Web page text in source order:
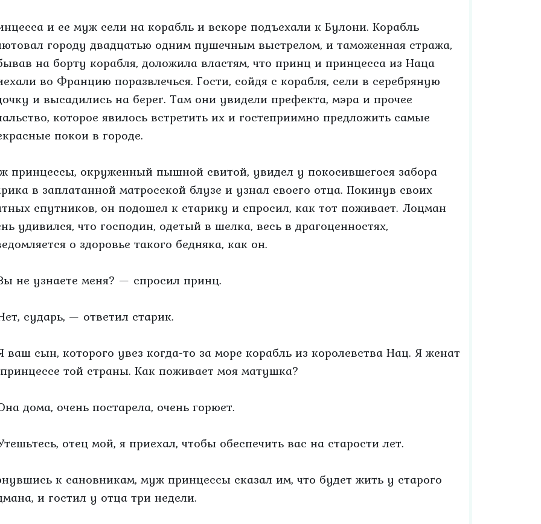
и ее муж сели на корабль и вскоре подъехали к Булони. Корабль
городу двадцатью одним пушечным выстрелом, и таможенная стража,
на борту корабля, доложила властям, что принц и принцесса из Наца
во Францию поразвлечься. Гости, сойдя с корабля, сели в серебряную
и высадились на берег. Там они увидели префекта, мэра и прочее
которое явилось встретить их и гостеприимно предложить самые
покои в городе.
принцессы, окруженный пышной свитой, увидел у покосившегося забора
в заплатанной матросской блузе и узнал своего отца. Покинув своих
спутников, он подошел к старику и спросил, как тот поживает. Лоцман
удивился, что господин, одетый в шелка, весь в драгоценностях,
о здоровье такого бедняка, как он.
не узнаете меня? — спросил принц.
сударь, — ответил старик.
сын, которого увез когда-то за море корабль из королевства Нац. Я женат
той страны. Как поживает моя матушка?
дома, очень постарела, очень горюет.
отец мой, я приехал, чтобы обеспечить вас на старости лет.
к сановникам, муж принцессы сказал им, что будет жить у старого
и гостил у отца три недели.